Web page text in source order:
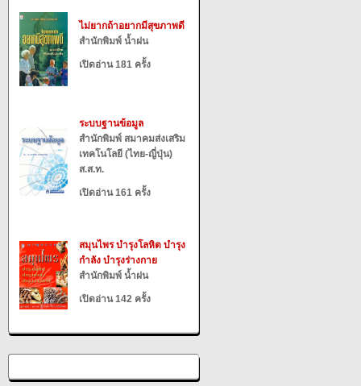
ไม่ยากถ้าอยากมีสุขภาพดี
สำนักพิมพ์ น้ำฝน
เปิดอ่าน 181 ครั้ง
ระบบฐานข้อมูล
สำนักพิมพ์ สมาคมส่งเสริม
เทคโนโลยี (ไทย-ญี่ปุ่น)
ส.ส.ท.
เปิดอ่าน 161 ครั้ง
สมุนไพร บำรุงโลหิต บำรุง
กำลัง บำรุงร่างกาย
สำนักพิมพ์ น้ำฝน
เปิดอ่าน 142 ครั้ง